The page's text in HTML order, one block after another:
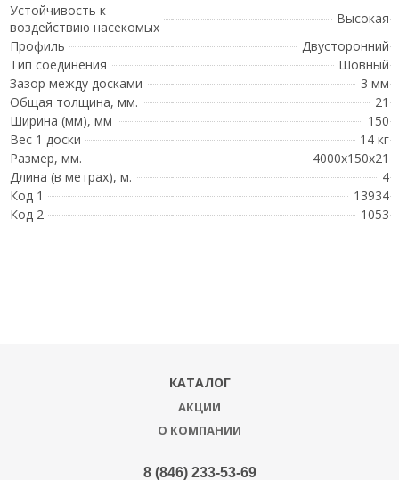
Устойчивость к
воздействию насекомых
Высокая
Профиль
Двусторонний
Тип соединения
Шовный
Зазор между досками
3 мм
Общая толщина, мм.
21
Ширина (мм), мм
150
Вес 1 доски
14 кг
Размер, мм.
4000x150x21
Длина (в метрах), м.
4
Код 1
13934
Код 2
1053
КАТАЛОГ
АКЦИИ
О КОМПАНИИ
8 (846) 233-53-69